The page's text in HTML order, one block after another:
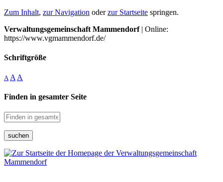
Zum Inhalt, zur Navigation oderzur Startseite springen.
Verwaltungsgemeinschaft Mammendorf| Online:
https://www.vgmammendorf.de/
Schriftgröße
A A A
Finden in gesamter Seite
suchen